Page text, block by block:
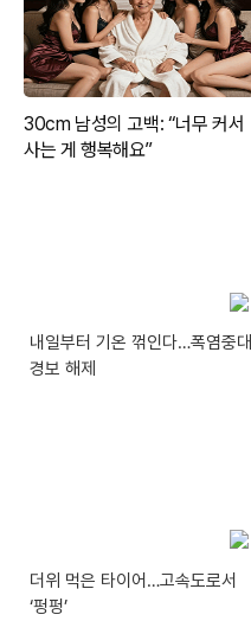
내일부터 기온 꺾인다…폭염중대
경보 해제
더위 먹은 타이어…고속도로서
‘펑펑’